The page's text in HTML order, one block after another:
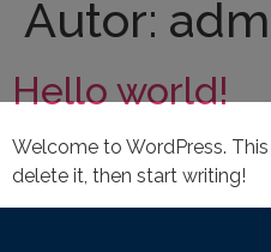
Autor:
Hello world!
Welcome to WordPress.
delete it, then start writing!